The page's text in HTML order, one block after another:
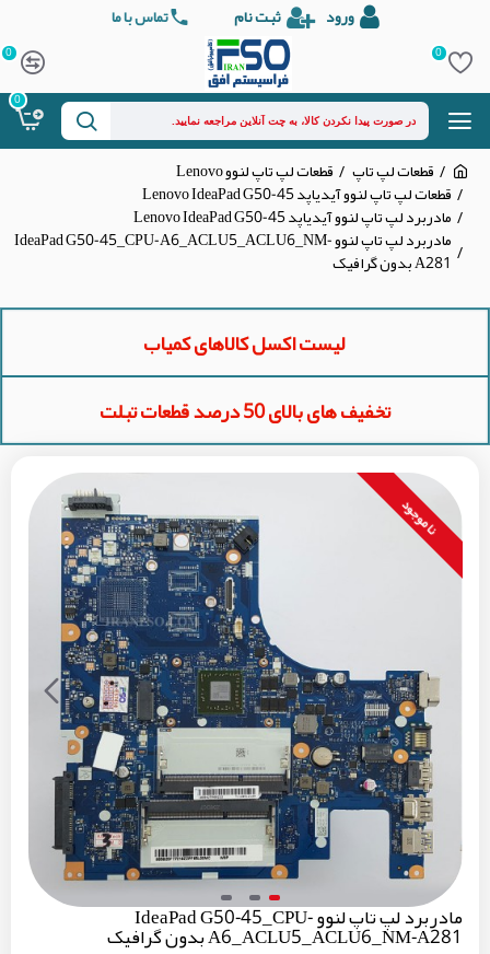
ورود ثبت نام تماس با ما
0
0
0
قطعات لپ تاپ قطعات لپ تاپ لنوو Lenovo
قطعات لپ تاپ لنوو آیدیاپد Lenovo IdeaPad G50-45
مادربرد لپ تاپ لنوو آیدیاپد Lenovo IdeaPad G50-45
مادربرد لپ تاپ لنوو IdeaPad G50-45_CPU-A6_ACLU5_ACLU6_NM-
A281 بدون گرافیک
لیست اکسل کالاهای کمیاب
تخفیف های بالای 50 درصد قطعات تبلت
نا موجود
مادربرد لپ تاپ لنوو IdeaPad G50-45_CPU-
A6_ACLU5_ACLU6_NM-A281 بدون گرافیک